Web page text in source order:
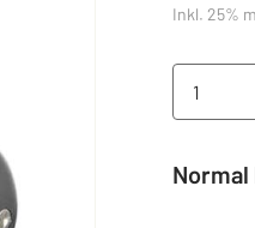
Inkl. 25%
Normal